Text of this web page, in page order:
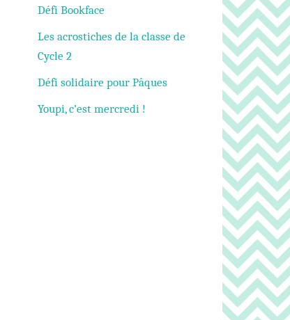
Défi Bookface
Les acrostiches de la classe de
Cycle 2
Défi solidaire pour Pâques
Youpi, c’est mercredi !